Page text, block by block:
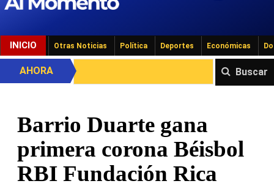
INICIO Otras Noticias Política Deportes Económicas
Buscar
AHORA
Barrio Duarte gana
primera corona Béisbol
RBI Fundación Rica